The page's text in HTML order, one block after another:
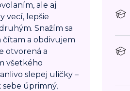
ale aj
vecí, lepšie
Snažím sa
čítam a obdivujem
otvorená a
všetkého
slepej uličky –
úprimný,